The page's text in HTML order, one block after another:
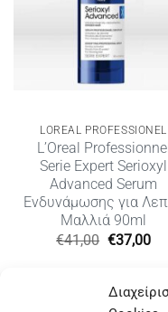
LOREAL PROFESSIONEL
L’Oreal Professionnel
Serie Expert Serioxyl
Advanced Serum
Ενδυνάμωσης για
Μαλλιά 90ml
€41,00 Original
price
€37,00Η